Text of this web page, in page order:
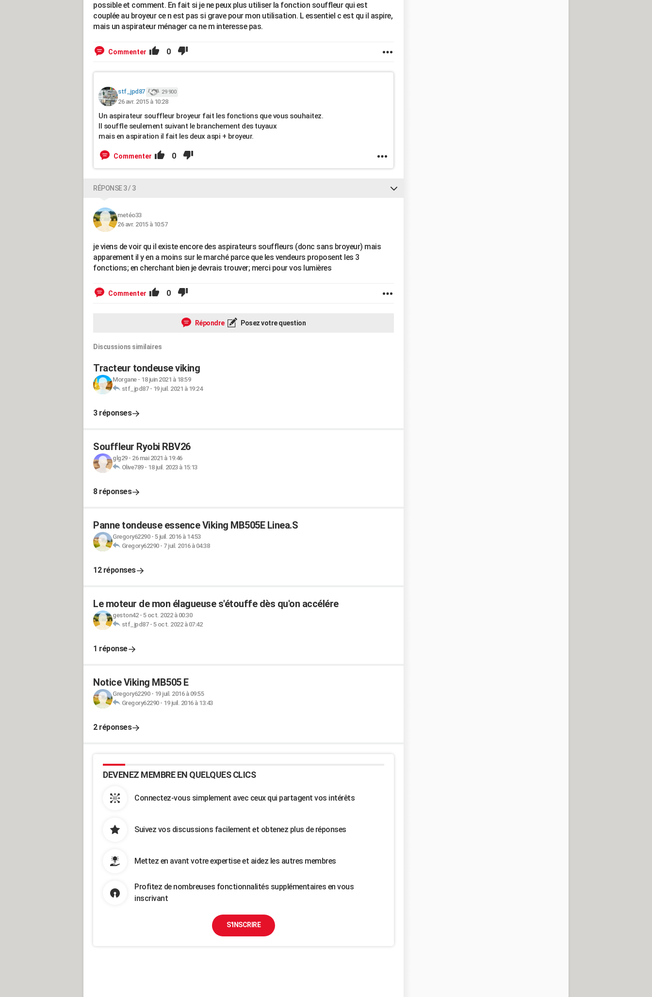
possible et comment. En fait si je ne peux plus utiliser la fonction souffleur qui est
couplée au broyeur ce n est pas si grave pour mon utilisation. L essentiel c est qu il aspire,
mais un aspirateur ménager ca ne m interesse pas.
Commenter 0
stf_jpd87 29 900
26 avr. 2015 à 10:28
Un aspirateur souffleur broyeur fait les fonctions que vous souhaitez.
Il souffle seulement suivant le branchement des tuyaux
mais en aspiration il fait les deux aspi + broyeur.
Commenter 0
RÉPONSE 3 / 3
metéo33
26 avr. 2015 à 10:57
je viens de voir qu il existe encore des aspirateurs souffleurs (donc sans broyeur) mais
apparement il y en a moins sur le marché parce que les vendeurs proposent les 3
fonctions; en cherchant bien je devrais trouver; merci pour vos lumières
Commenter 0
Répondre Posez votre question
Discussions similaires
Tracteur tondeuse viking
Morgane- 18 juin 2021 à 18:59
stf_jpd87- 19 juil. 2021 à 19:24
3 réponses
Souffleur Ryobi RBV26
glg29- 26 mai 2021 à 19:46
Olive789- 18 juil. 2023 à 15:13
8 réponses
Panne tondeuse essence Viking MB505E Linea.S
Gregory62290- 5 juil. 2016 à 14:53
Gregory62290- 7 juil. 2016 à 04:38
12 réponses
Le moteur de mon élagueuse s'étouffe dès qu'on accélére
geston42- 5 oct. 2022 à 00:30
stf_jpd87- 5 oct. 2022 à 07:42
1 réponse
Notice Viking MB505 E
Gregory62290- 19 juil. 2016 à 09:55
Gregory62290- 19 juil. 2016 à 13:43
2 réponses
DEVENEZ MEMBRE EN QUELQUES CLICS
Connectez-vous simplement avec ceux qui partagent vos intérêts
Suivez vos discussions facilement et obtenez plus de réponses
Mettez en avant votre expertise et aidez les autres membres
Profitez de nombreuses fonctionnalités supplémentaires en vous
inscrivant
S'INSCRIRE